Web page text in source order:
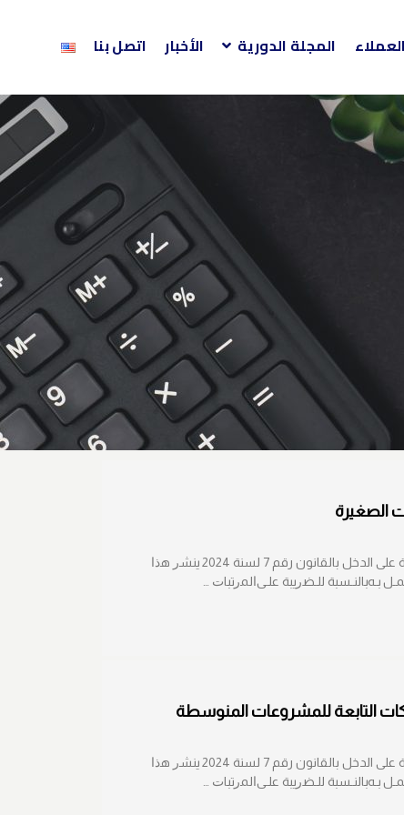
المجلة الدورية الأخبار اتصل بنا
الصغيرة
تعديل بعض أحكام قانون الضريبة على الدخل بالقانون رقم 7 لسنة 2024 ﻴﻨﺸﺭ ﻫﺫﺍ
ﺒـﻪﺒﺎﻟﻨـﺴﺒﺔ ﻟﻠـﻀﺭﻴﺒﺔ ﻋﻠـﻰﺍﻟﻤﺭﺘﺒﺎﺕ …
التابعة للمشروعات المنوسطة
تعديل بعض أحكام قانون الضريبة على الدخل بالقانون رقم 7 لسنة 2024 ﻴﻨﺸﺭ ﻫﺫﺍ
ﺒـﻪﺒﺎﻟﻨـﺴﺒﺔ ﻟﻠـﻀﺭﻴﺒﺔ ﻋﻠـﻰﺍﻟﻤﺭﺘﺒﺎﺕ …